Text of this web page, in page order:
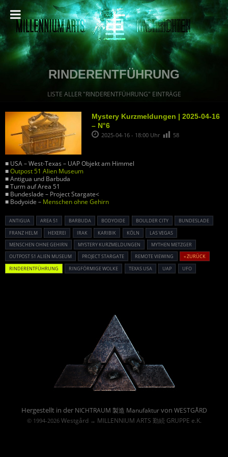
RINDERENTFÜHRUNG
LISTE ALLER "RINDERENTFÜHRUNG" EINTRÄGE
Mystery Kurzmeldungen | 2025-04-16
– N°6
2025-04-16 - 18:00 Uhr 58
■ USA – West-Texas – UAP Objekt am Himmel
■Outpost 51 Alien Museum
■ Antigua und Barbuda
■ Turm auf Area 51
■ Bundeslade – Project Stargate<
■ Bodyoide – Menschen ohne Gehirn
ANTIGUA AREA 51 BARBUDA BODYOIDE BOULDER CITY
BUNDESLADE
FRANZ HELM
HEXEREI IRAK KARIBIK KÖLN
LAS VEGAS
MENSCHEN OHNE GEHIRN
MYSTERY KURZMELDUNGEN
MYTHEN METZGER
OUTPOST 51 ALIEN MUSEUM
PROJECT STARGATE REMOTE VIEWING
« ZURÜCK
RINDERENTFÜHRUNG
RINGFÖRMIGE WOLKE TEXAS USA UAP UFO
Hergestellt in der NICHTRAUM 製造 Manufakturvon WESTGÅRD
© 1994-2026 Westgård→ MILLENNIUM ARTS 勤続 GRUPPE e.K.
Powered By :